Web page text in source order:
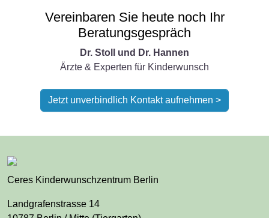
Vereinbaren Sie heute noch Ihr
Beratungsgespräch
Dr. Stoll und Dr. Hannen
Ärzte & Experten für Kinderwunsch
Jetzt unverbindlich Kontakt aufnehmen >
Ceres Kinderwunschzentrum Berlin
Landgrafenstrasse 14